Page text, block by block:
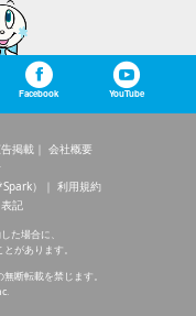
Facebook YouTube
掲載
会社概要
）
利用規約
記
た場合に、
があります。
断転載を禁じます。